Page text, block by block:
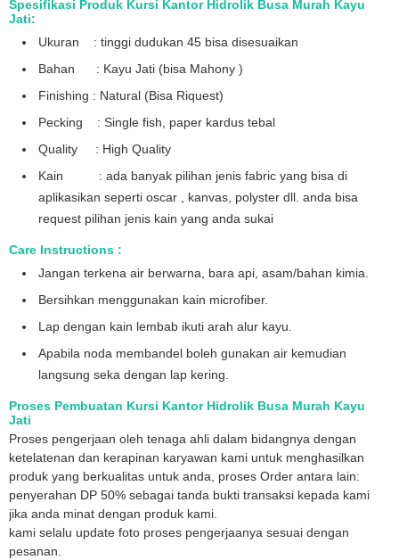
Spesifikasi Produk Kursi Kantor Hidrolik Busa Murah Kayu
Jati:
Ukuran : tinggi dudukan 45 bisa disesuaikan
Bahan : Kayu Jati (bisa Mahony )
Finishing : Natural (Bisa Riquest)
Pecking : Single fish, paper kardus tebal
Quality : High Quality
Kain : ada banyak pilihan jenis fabric yang bisa di
aplikasikan seperti oscar , kanvas, polyster dll. anda bisa
request pilihan jenis kain yang anda sukai
Care Instructions :
Jangan terkena air berwarna, bara api, asam/bahan kimia.
Bersihkan menggunakan kain microfiber.
Lap dengan kain lembab ikuti arah alur kayu.
Apabila noda membandel boleh gunakan air kemudian
langsung seka dengan lap kering.
Proses Pembuatan Kursi Kantor Hidrolik Busa Murah Kayu
Jati
Proses pengerjaan oleh tenaga ahli dalam bidangnya dengan
ketelatenan dan kerapinan karyawan kami untuk menghasilkan
produk yang berkualitas untuk anda, proses Order antara lain:
penyerahan DP 50% sebagai tanda bukti transaksi kepada kami
jika anda minat dengan produk kami.
kami selalu update foto proses pengerjaanya sesuai dengan
pesanan.